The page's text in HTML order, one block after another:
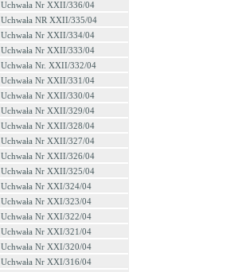
Uchwała Nr XXII/336/04
Uchwała NR XXII/335/04
Uchwała Nr XXII/334/04
Uchwała Nr XXII/333/04
Uchwała Nr. XXII/332/04
Uchwała Nr XXII/331/04
Uchwała Nr XXII/330/04
Uchwała Nr XXII/329/04
Uchwała Nr XXII/328/04
Uchwała Nr XXII/327/04
Uchwała Nr XXII/326/04
Uchwała Nr XXII/325/04
Uchwała Nr XXI/324/04
Uchwała Nr XXI/323/04
Uchwała Nr XXI/322/04
Uchwała Nr XXI/321/04
Uchwała Nr XXI/320/04
Uchwała Nr XXI/316/04